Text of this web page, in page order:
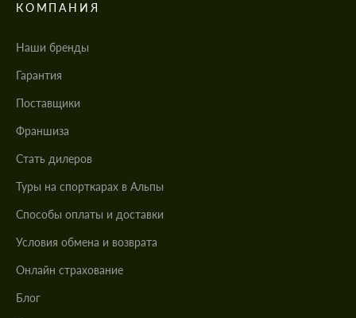
КОМПАНИЯ
Наши бренды
Гарантия
Поставщики
Франшиза
Стать дилеров
Туры на спорткарах в Альпы
Cпособы оплаты и доставки
Условия обмена и возврата
Онлайн страхование
Блог